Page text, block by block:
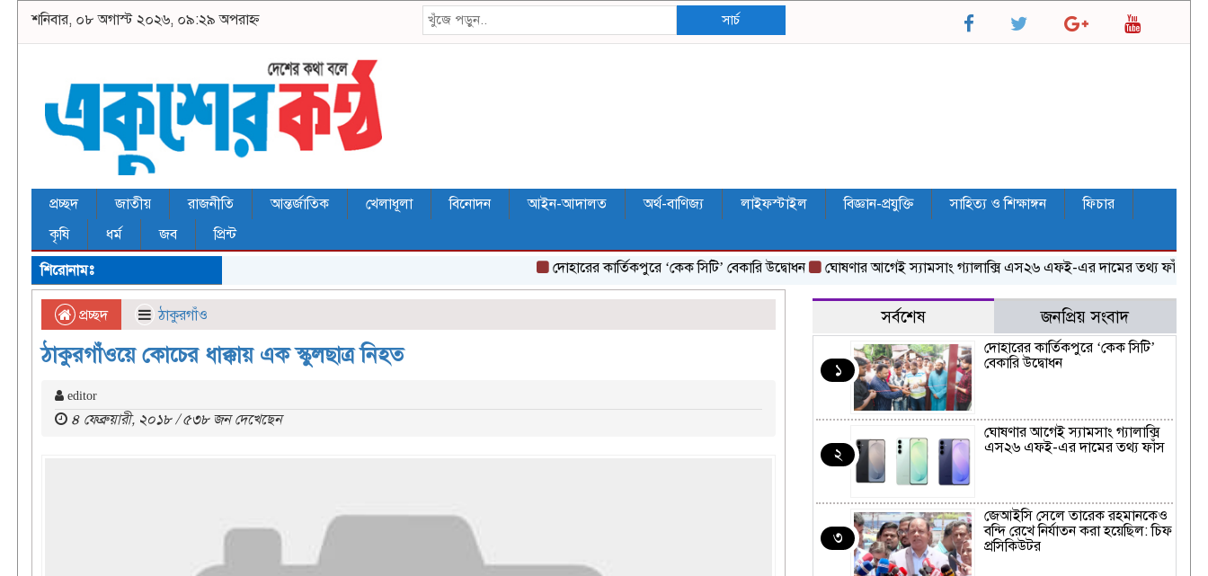
শনিবার, ০৮ অগাস্ট ২০২৬, ০৯:২৯ অপরাহ্ন সার্চ
প্রচ্ছদ জাতীয় রাজনীতি আন্তর্জাতিক খেলাধূলা বিনোদন আইন-আদালত অর্থ-বাণিজ্য লাইফস্টাইল বিজ্ঞান-প্রযুক্তি সাহিত্য ও শিক্ষাঙ্গন
ফিচার
কৃষি
ধর্ম জব
প্রিন্ট
শিরোনামঃ
দোহারের কার্তিকপুরে ‘কেক সিটি’ বেকারি উদ্বোধন ঘোষণার আগেই স্যামসাং গ্যালাক্সি এস২৬ এফই-এর দামের তথ্য ফাঁস
প্রচ্ছদ ঠাকুরগাঁও
ঠাকুরগাঁওয়ে কোচের ধাক্কায় এক স্কুলছাত্র নিহত
editor
৪ ফেব্রুয়ারী, ২০১৮ / ৫৩৮ জন দেখেছেন
সর্বশেষ জনপ্রিয় সংবাদ
১
দোহারের কার্তিকপুরে ‘কেক সিটি’
বেকারি উদ্বোধন
২
ঘোষণার আগেই স্যামসাং গ্যালাক্সি
এস২৬ এফই-এর দামের তথ্য ফাঁস
৩
জেআইসি সেলে তারেক রহমানকেও
বন্দি রেখে নির্যাতন করা হয়েছিল: চিফ
প্রসিকিউটর